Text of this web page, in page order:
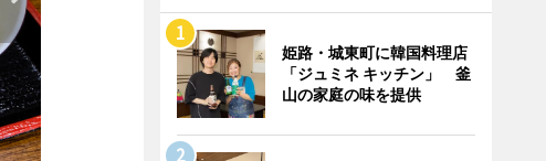
姫路・城東町に韓国料理店
「ジュミネ キッチン」 釜
山の家庭の味を提供